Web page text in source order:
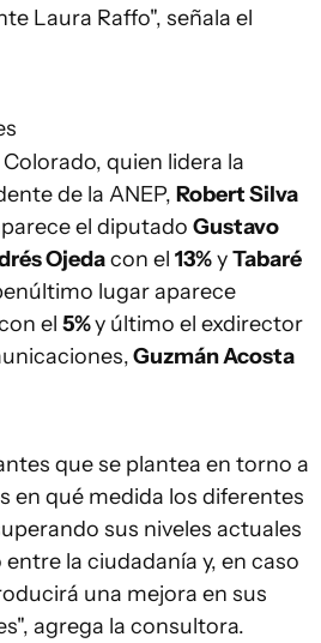
Laura Raffo", señala el
quien lidera la
de la ANEP, Robert Silva
el diputado Gustavo
Ojedacon el 13%yTabaré
lugar aparece
el 5%y último el exdirector
Guzmán Acosta
que se plantea en torno a
en qué medida los diferentes
sus niveles actuales
la ciudadanía y, en caso
una mejora en sus
agrega la consultora.